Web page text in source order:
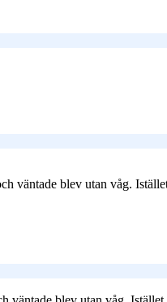
väntade blev utan våg.